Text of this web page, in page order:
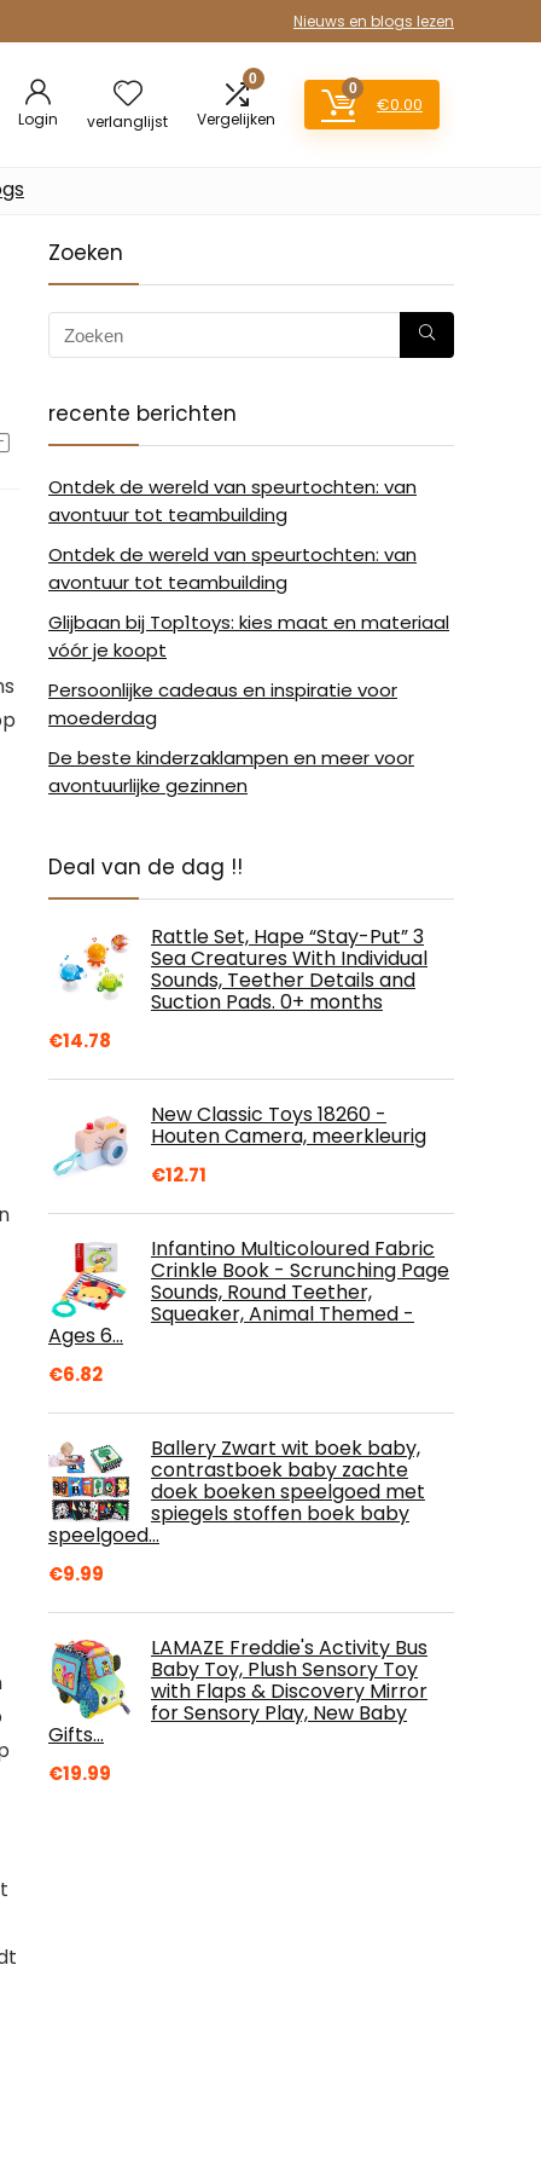
Nieuws en blogs lezen
Login verlanglijst
0
Vergelijken
0
€0.00
Zoeken
recente berichten
Ontdek de wereld van speurtochten: van
avontuur tot teambuilding
Ontdek de wereld van speurtochten: van
avontuur tot teambuilding
Glijbaan bij Top1toys: kies maat en materiaal
vóór je koopt
Persoonlijke cadeaus en inspiratie voor
moederdag
De beste kinderzaklampen en meer voor
avontuurlijke gezinnen
Deal van de dag !!
Rattle Set, Hape “Stay-Put” 3
Sea Creatures With Individual
Sounds, Teether Details and
Suction Pads. 0+ months
€14.78
New Classic Toys 18260 -
Houten Camera, meerkleurig
€12.71
Infantino Multicoloured Fabric
Crinkle Book - Scrunching Page
Sounds, Round Teether,
Squeaker, Animal Themed -
Ages 6…
€6.82
Ballery Zwart wit boek baby,
contrastboek baby zachte
doek boeken speelgoed met
spiegels stoffen boek baby
speelgoed…
€9.99
LAMAZE Freddie's Activity Bus
Baby Toy, Plush Sensory Toy
with Flaps & Discovery Mirror
for Sensory Play, New Baby
Gifts…
€19.99